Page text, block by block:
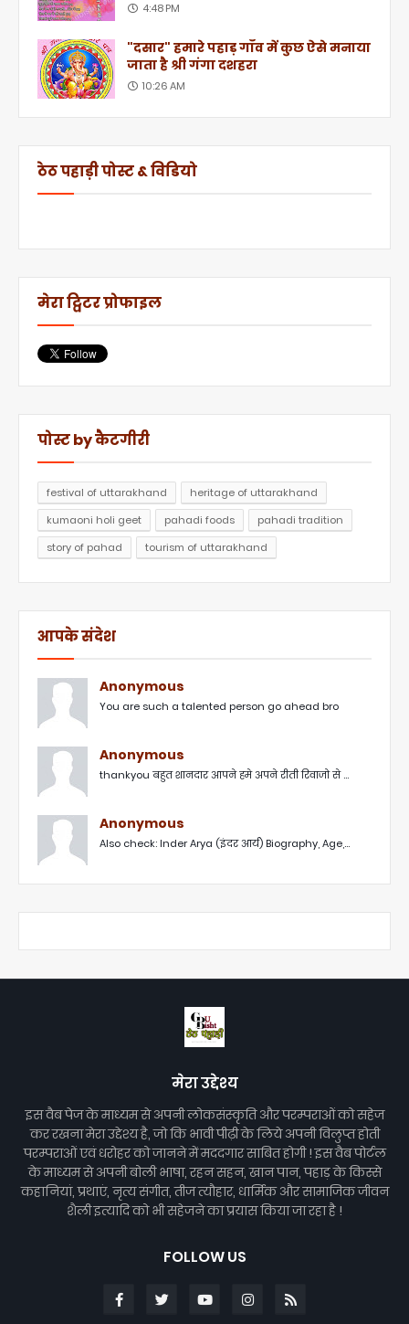
4:48 PM
"दसार" हमारे पहाड़ गाँव में कुछ ऐसे मनाया
जाता है श्री गंगा दशहरा
10:26 AM
ठेठ पहाड़ी पोस्ट & विडियो
मेरा ट्विटर प्रोफाइल
पोस्ट by कैटगीरी
festival of uttarakhand
heritage of uttarakhand
kumaoni holi geet
pahadi foods
pahadi tradition
story of pahad
tourism of uttarakhand
आपके संदेश
Anonymous
You are such a talented person go ahead bro
Anonymous
thankyou बहुत शानदार आपने हमे अपने रीती रिवाजो से ...
Anonymous
Also check: Inder Arya (इंदर आर्य) Biography, Age,...
मेरा उद्देश्य
इस वैब पेज के माध्यम से अपनी लोकसंस्कृति और परम्पराओं को सहेज
कर रखना मेरा उद्देश्य है, जो कि भावी पीढ़ी के लिये अपनी विलुप्त होती
परम्पराओं एवं धरोहर को जानने में मददगार साबित होगी ! इस वैब पोर्टल
के माध्यम से अपनी बोली भाषा, रहन सहन, खान पान, पहाड़ के किस्से
कहानियां, प्रथाएं, नृत्य संगीत, तीज त्यौहार, धार्मिक और सामाजिक जीवन
शैली इत्यादि को भी सहेजने का प्रयास किया जा रहा है !
FOLLOW US